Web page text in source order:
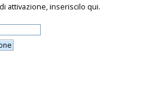
attivazione, inseriscilo qui.